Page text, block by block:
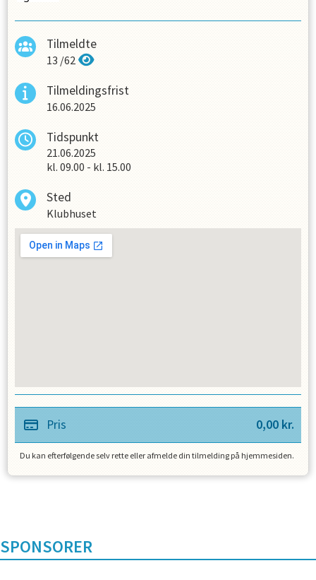
Tilmeldte
13 /62
Tilmeldingsfrist
16.06.2025
Tidspunkt
21.06.2025
kl. 09.00 - kl. 15.00
Sted
Klubhuset
Pris 0,00 kr.
Du kan efterfølgende selv rette eller afmelde din tilmelding på hjemmesiden.
SPONSORER